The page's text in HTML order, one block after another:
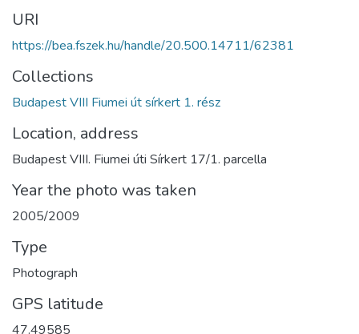
URI
https://bea.fszek.hu/handle/20.500.14711/62381
Collections
Budapest VIII Fiumei út sírkert 1. rész
Location, address
Budapest VIII. Fiumei úti Sírkert 17/1. parcella
Year the photo was taken
2005/2009
Type
Photograph
GPS latitude
47.49585